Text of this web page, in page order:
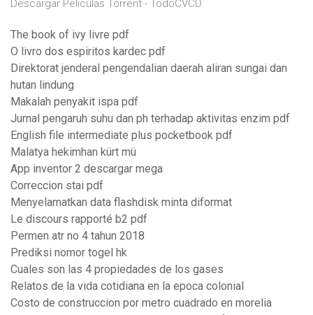
Descargar Peliculas Torrent - TodoCVCD
The book of ivy livre pdf
O livro dos espiritos kardec pdf
Direktorat jenderal pengendalian daerah aliran sungai dan
hutan lindung
Makalah penyakit ispa pdf
Jurnal pengaruh suhu dan ph terhadap aktivitas enzim pdf
English file intermediate plus pocketbook pdf
Malatya hekimhan kürt mü
App inventor 2 descargar mega
Correccion stai pdf
Menyelamatkan data flashdisk minta diformat
Le discours rapporté b2 pdf
Permen atr no 4 tahun 2018
Prediksi nomor togel hk
Cuales son las 4 propiedades de los gases
Relatos de la vida cotidiana en la epoca colonial
Costo de construccion por metro cuadrado en morelia